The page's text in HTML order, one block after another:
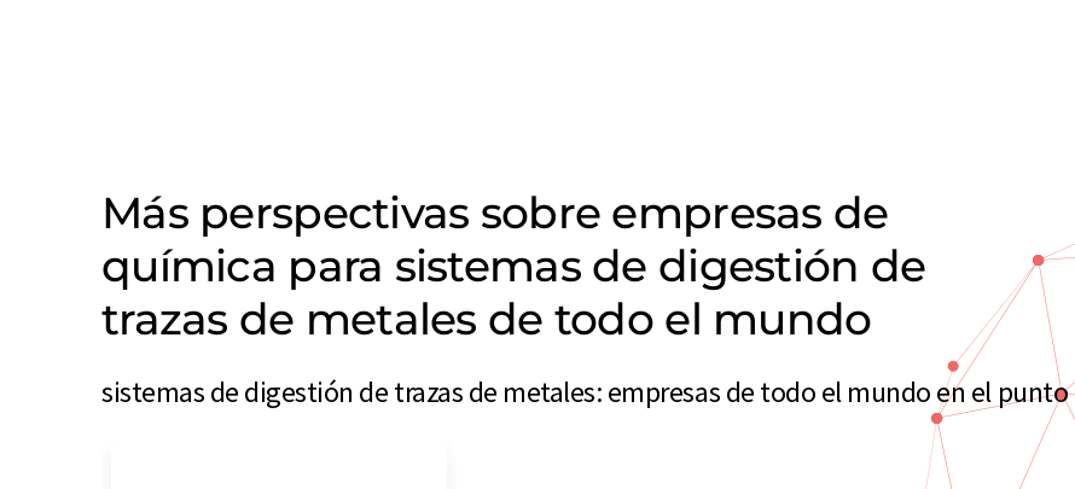
Más perspectivas sobre empresas de
química para sistemas de digestión de
trazas de metales de todo el mundo
sistemas de digestión de trazas de metales: empresas de todo el mundo en el punto